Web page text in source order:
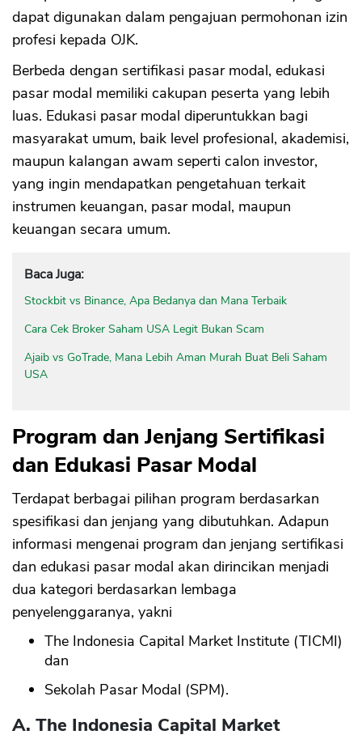
dapat digunakan dalam pengajuan permohonan izin
profesi kepada OJK.
Berbeda dengan sertifikasi pasar modal, edukasi
pasar modal memiliki cakupan peserta yang lebih
luas. Edukasi pasar modal diperuntukkan bagi
masyarakat umum, baik level profesional, akademisi,
maupun kalangan awam seperti calon investor,
yang ingin mendapatkan pengetahuan terkait
instrumen keuangan, pasar modal, maupun
keuangan secara umum.
Baca Juga:
Stockbit vs Binance, Apa Bedanya dan Mana Terbaik
Cara Cek Broker Saham USA Legit Bukan Scam
Ajaib vs GoTrade, Mana Lebih Aman Murah Buat Beli Saham
USA
Program dan Jenjang Sertifikasi
dan Edukasi Pasar Modal
Terdapat berbagai pilihan program berdasarkan
spesifikasi dan jenjang yang dibutuhkan. Adapun
informasi mengenai program dan jenjang sertifikasi
dan edukasi pasar modal akan dirincikan menjadi
dua kategori berdasarkan lembaga
penyelenggaranya, yakni
The Indonesia Capital Market Institute (TICMI)
dan
Sekolah Pasar Modal (SPM).
A. The Indonesia Capital Market